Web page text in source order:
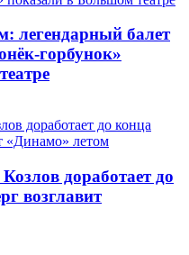
легендарный балет
горбунок»
доработает до
возглавит